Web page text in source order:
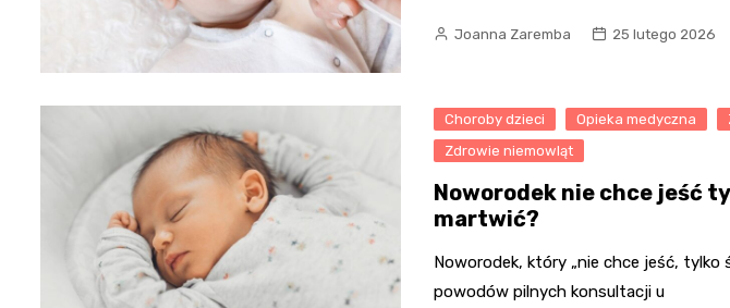
Joanna Zaremba 25 lutego 2026
Choroby dzieci Opieka medyczna
Zdrowie niemowląt
Noworodek nie chce jeść
martwić?
Noworodek, który „nie chce jeść,
powodów pilnych konsultacji u